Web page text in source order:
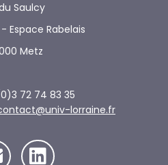
Saulcy
Espace Rabelais
Metz
72 74 83 35
lorraine.fr